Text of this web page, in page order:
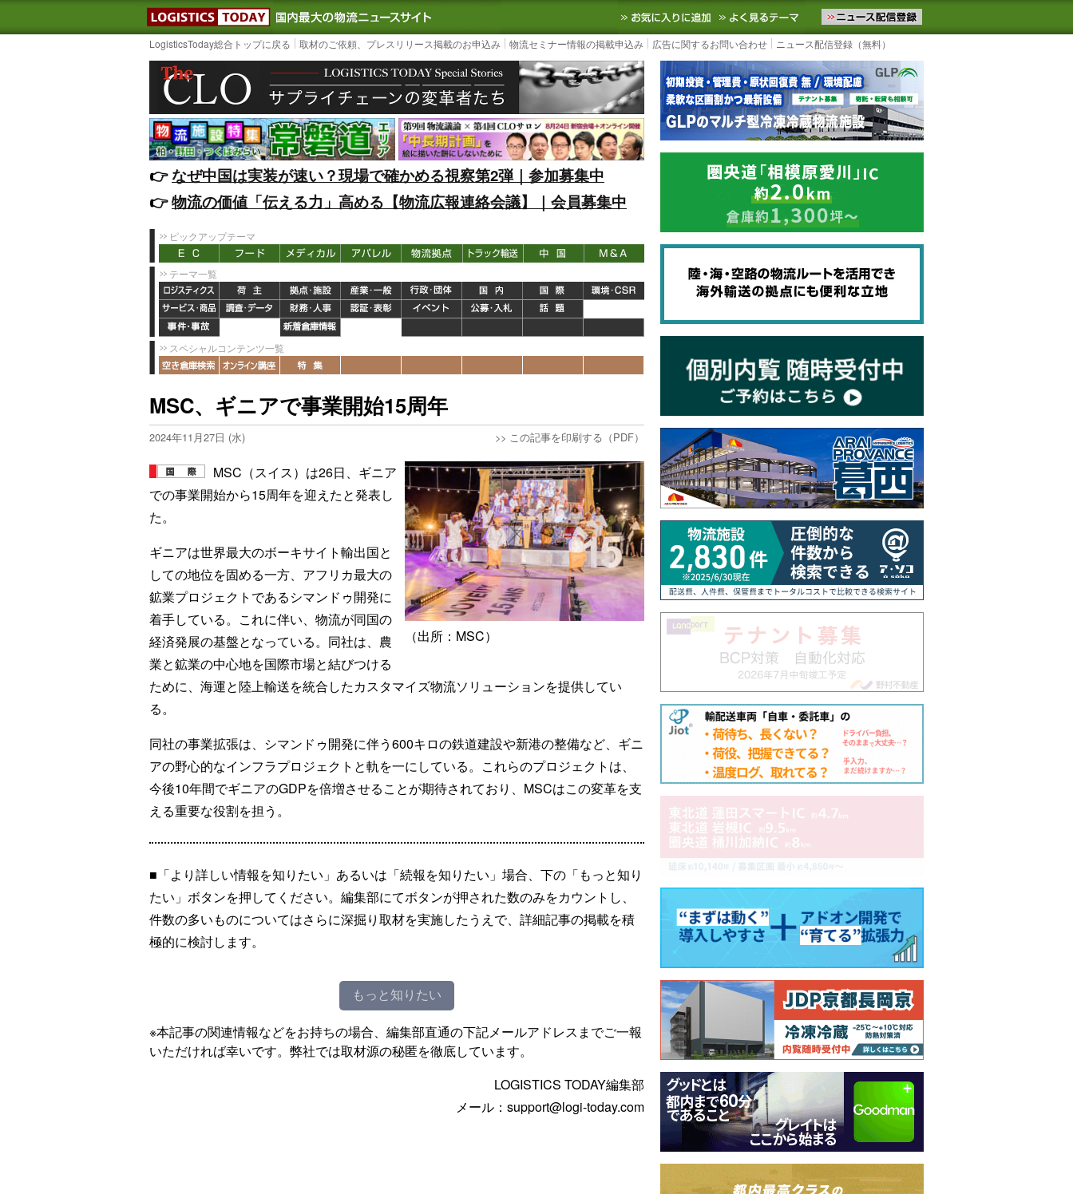
LOGISTICS TODAY｜国内最大の物流ニュースサイト3PL, SCMなど国内外の最新の物流ニュースをお届けします。物流ニュースメール配信を登録す
お気に入りに追加 よく見るテーマ
LogisticsToday総合トップに戻る 取材のご依頼、プレスリリース掲載のお申込み 物流セミナー情報の掲載申込み 広告に関するお問い合わせ ニュース配信登録（無料）
👉️なぜ中国は実装が速い？現場で確かめる視察第2弾｜参加募集中
👉️物流の価値「伝える力」高める【物流広報連絡会議】｜会員募集中
ピックアップテーマ
テーマ一覧
スペシャルコンテンツ一覧
MSC、ギニアで事業開始15周年
2024年11月27日 (水) >> この記事を印刷する（PDF）
（出所：MSC）
MSC（スイス）は26日、ギニア
での事業開始から15周年を迎えたと発表し
た。
ギニアは世界最大のボーキサイト輸出国と
しての地位を固める一方、アフリカ最大の
鉱業プロジェクトであるシマンドゥ開発に
着手している。これに伴い、物流が同国の
経済発展の基盤となっている。同社は、農
業と鉱業の中心地を国際市場と結びつける
ために、海運と陸上輸送を統合したカスタマイズ物流ソリューションを提供してい
る。
同社の事業拡張は、シマンドゥ開発に伴う600キロの鉄道建設や新港の整備など、ギニ
アの野心的なインフラプロジェクトと軌を一にしている。これらのプロジェクトは、
今後10年間でギニアのGDPを倍増させることが期待されており、MSCはこの変革を支
える重要な役割を担う。
■「より詳しい情報を知りたい」あるいは「続報を知りたい」場合、下の「もっと知り
たい」ボタンを押してください。編集部にてボタンが押された数のみをカウントし、
件数の多いものについてはさらに深掘り取材を実施したうえで、詳細記事の掲載を積
極的に検討します。
もっと知りたい
※本記事の関連情報などをお持ちの場合、編集部直通の下記メールアドレスまでご一報
いただければ幸いです。弊社では取材源の秘匿を徹底しています。
LOGISTICS TODAY編集部
メール：support@logi-today.com